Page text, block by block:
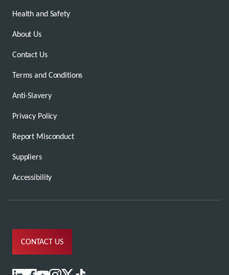
Health and Safety
About Us
Contact Us
Terms and Conditions
Anti-Slavery
Privacy Policy
Report Misconduct
Suppliers
Accessibility
CONTACT US